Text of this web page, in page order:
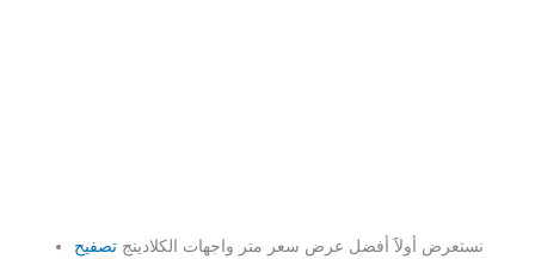
نستعرض أولاََ أفضل عرض سعر متر واجهات الكلادينج تصفيح